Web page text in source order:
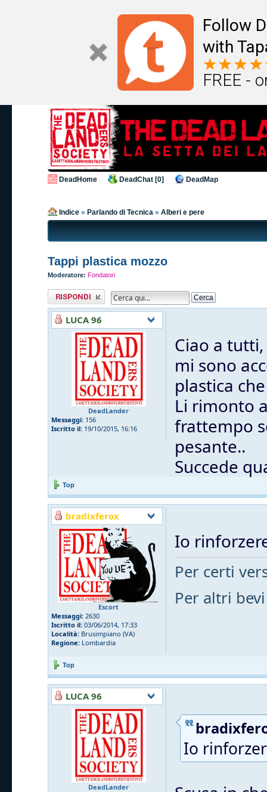
Follow
with
FREE -
DeadHome DeadChat [0] DeadMap
Indice » Parlando di Tecnica » Alberi e pere
Tappi plastica mozzo
Moderatore: Fondatori
Rispondi al
messaggio
LUCA 96
DeadLander
Messaggi: 156
Iscritto il: 19/10/2015, 16:16
Ciao a tutti,
mi sono
plastica
Li rimonto
frattempo
pesante..
Succede
Top
bradixferox
Escort
Messaggi: 2630
Iscritto il: 03/06/2014, 17:33
Località: Brusimpiano (VA)
Regione: Lombardia
Io
Per certi
Per altri bevi
Top
LUCA 96
DeadLander
Io